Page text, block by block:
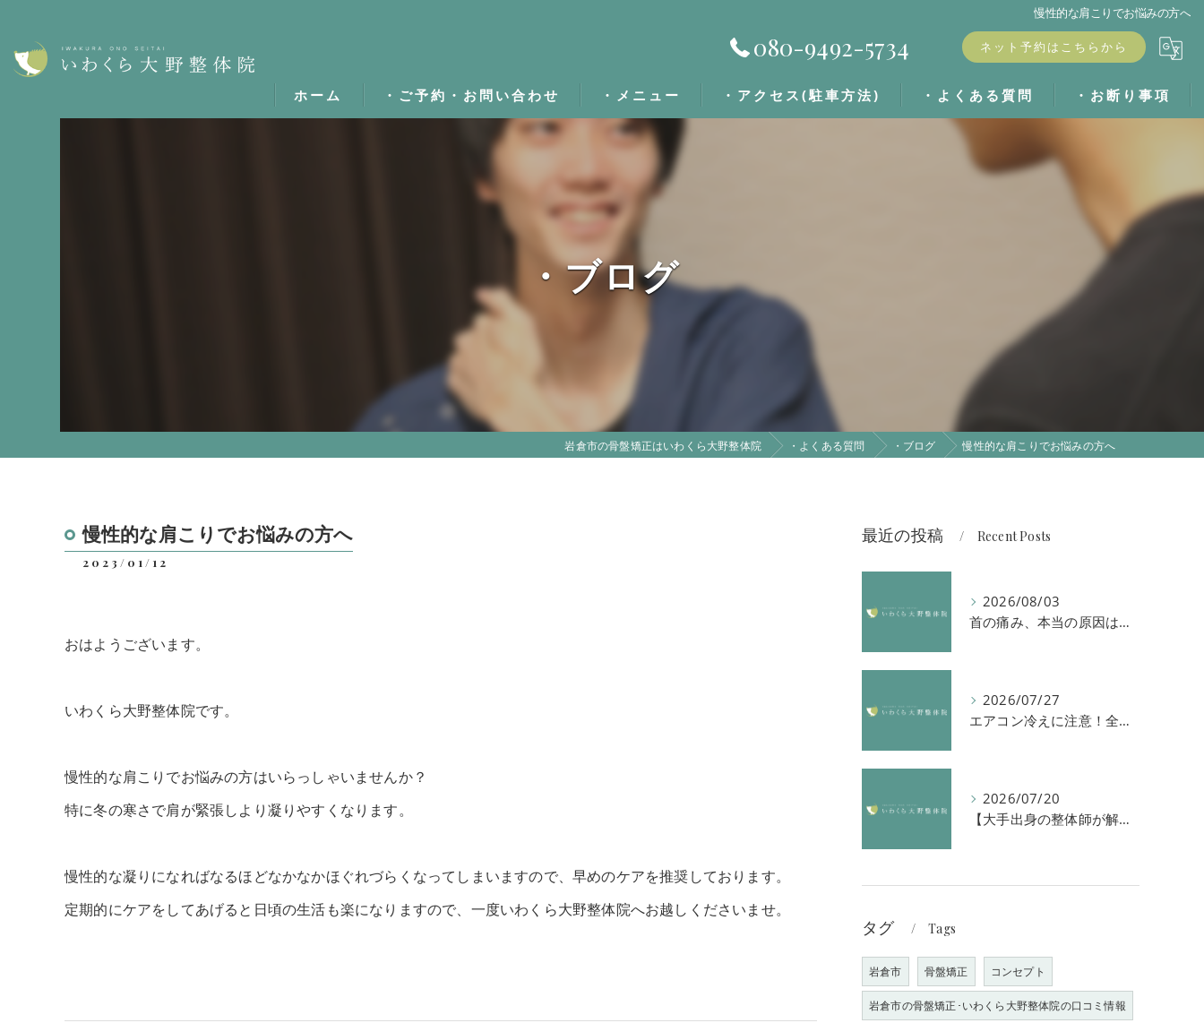
慢性的な肩こりでお悩みの方へ
080-9492-5734 ネット予約はこちらから
ホーム ・ご予約・お問い合わせ ・メニュー
・施術の流れ
・定期割/回数券
・アクセス(駐車方法) ・よくある質問
・ブログ
・お客様の声
・お断り事項
・ブログ
岩倉市の骨盤矯正はいわくら大野整体院 ・よくある質問 ・ブログ 慢性的な肩こりでお悩みの方へ
慢性的な肩こりでお悩みの方へ
2023/01/12
おはようございます。
いわくら大野整体院です。
慢性的な肩こりでお悩みの方はいらっしゃいませんか？
特に冬の寒さで肩が緊張しより凝りやすくなります。
慢性的な凝りになればなるほどなかなかほぐれづらくなってしまいますので、早めのケアを推奨しております。
定期的にケアをしてあげると日頃の生活も楽になりますので、一度いわくら大野整体院へお越しくださいませ。
最近の投稿 Recent Posts
2026/08/03
首の痛み、本当の原因は「首」ではないかもしれません
2026/07/27
エアコン冷えに注意！全身の倦怠感や首肩凝りを解消する方法
2026/07/20
【大手出身の整体師が解説】なぜ「強揉み」は体に良くないのか？
タグ Tags
岩倉市 骨盤矯正 コンセプト
岩倉市の骨盤矯正･いわくら大野整体院の口コミ情報